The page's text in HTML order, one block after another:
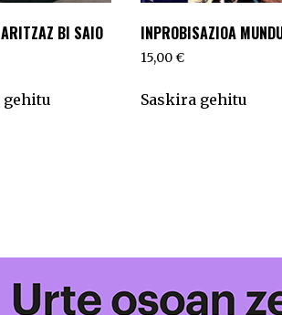
BI SAIO
gehitu
INPROBISAZIOA
15,00€
Saskira gehitu